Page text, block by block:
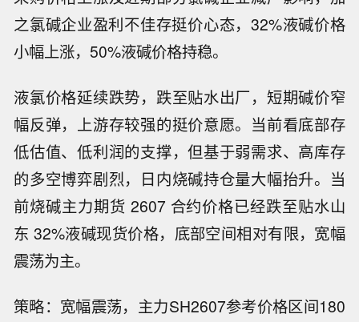
之氯碱企业盈利不佳存挺价心态，32%液碱价格
小幅上涨，50%液碱价格持稳。
液氯价格延续跌势，跌至贴水出厂，短期碱价窄
幅反弹，上游存较强的挺价意愿。当前看底部存
低估值、低利润的支撑，但基于弱需求、高库存
的多空博弈剧烈，日内烧碱持仓量大幅抬升。当
前烧碱主力期货 2607 合约价格已经跌至贴水山
东 32%液碱现货价格，底部空间相对有限，宽幅
震荡为主。
策略：宽幅震荡，主力SH2607参考价格区间180